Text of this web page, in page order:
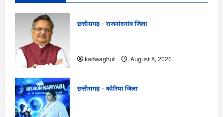
छत्तीसगढ़
राजनांदगांव जिला
kadwaghut
August 8, 2026
छत्तीसगढ़
कोरिया जिला